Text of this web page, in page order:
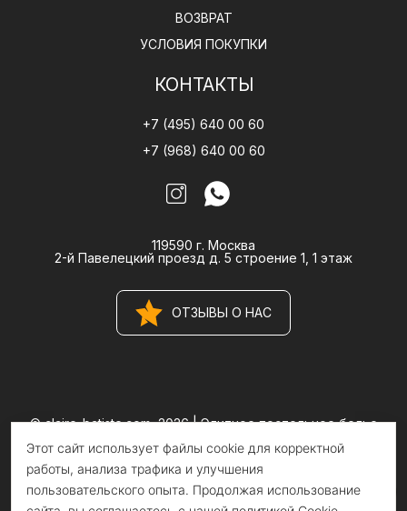
ВОЗВРАТ
УСЛОВИЯ ПОКУПКИ
КОНТАКТЫ
+7 (495) 640 00 60
+7 (968) 640 00 60
119590 г. Москва
2-й Павелецкий проезд д. 5 строение 1, 1 этаж
ОТЗЫВЫ О НАС
© claire-batiste.com, 2026 |Элитное постельное белье
Информация на сайте носит информационный характер и не
является публичной офертой
Этот сайт использует файлы cookie для корректной
работы, анализа трафика и улучшения
пользовательского опыта. Продолжая использование